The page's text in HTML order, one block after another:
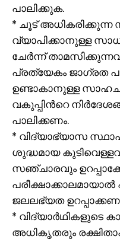
പാലിക്കുക.
* ചൂട് അധികരിക്കുന്ന
വ്യാപിക്കാനുള്ള
ചേർന്ന്
പ്രത്യേകം ജാഗ്രത
ഉണ്ടാകാനുള്ള
വകുപ്പിൻറെ
പാലിക്കണം.
* വിദ്യാഭ്യാസ
ശുദ്ധമായ
സഞ്ചാരവും
ജലലഭ്യത
* വിദ്യാർഥികളുടെ
അധിക‍ൃതരും